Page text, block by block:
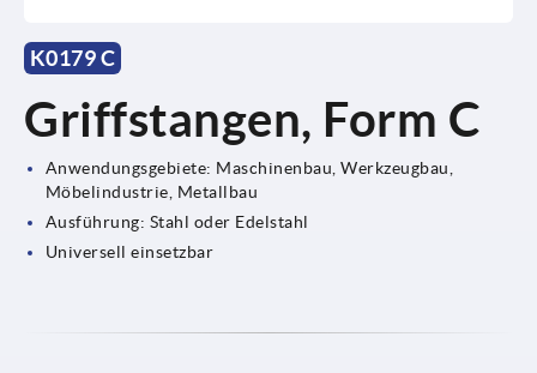
K0179 C
Griffstangen, Form C
Anwendungsgebiete: Maschinenbau, Werkzeugbau,
Möbelindustrie, Metallbau
Ausführung: Stahl oder Edelstahl
Universell einsetzbar